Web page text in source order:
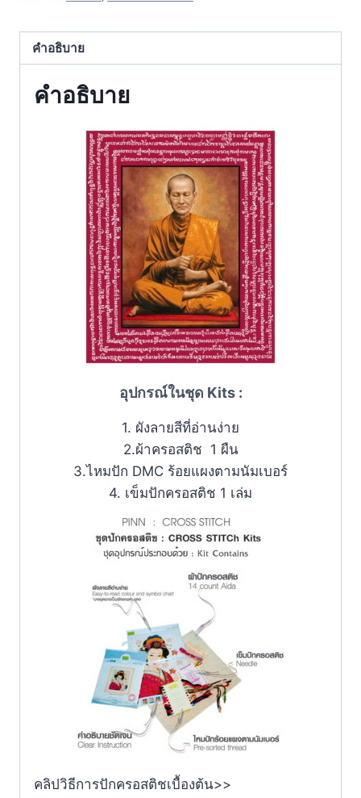
คำอธิบาย
คำอธิบาย
อุปกรณ์ในชุด Kits :
1. ผังลายสีที่อ่านง่าย
2.ผ้าครอสติช 1 ผืน
3.ไหมปัก DMC ร้อยแผงตามนัมเบอร์
4. เข็มปักครอสติช 1 เล่ม
คลิปวิธีการปักครอสติชเบื้องต้น>>